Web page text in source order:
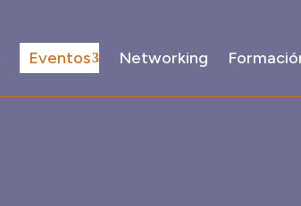
Eventos Networking